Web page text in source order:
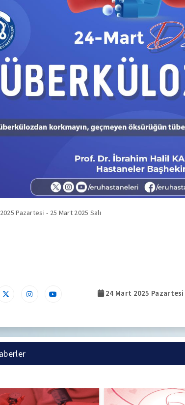
Pazartesi - 25 Mart 2025 Salı
24 Mart 2025 Pazartesi